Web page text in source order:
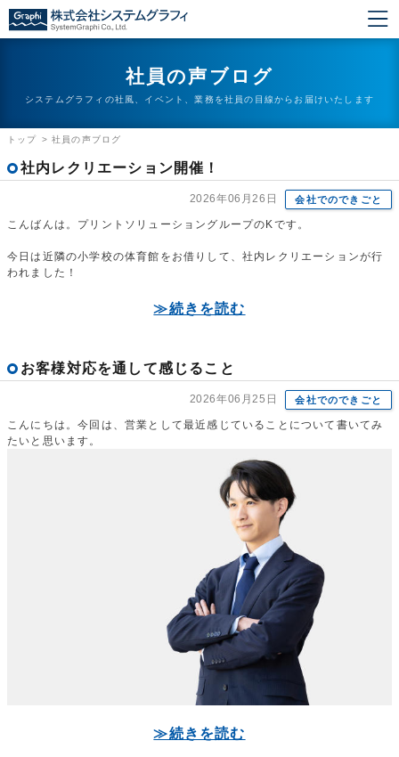
社員の声ブログ
システムグラフィの社風、イベント、業務を社員の目線からお届けいたします
トップ >社員の声ブログ
社内レクリエーション開催！
2026年06月26日 会社でのできごと
こんばんは。プリントソリューショングループのKです。
今日は近隣の小学校の体育館をお借りして、社内レクリエーションが行
われました！
≫続きを読む
お客様対応を通して感じること
2026年06月25日 会社でのできごと
こんにちは。今回は、営業として最近感じていることについて書いてみ
たいと思います。
≫続きを読む